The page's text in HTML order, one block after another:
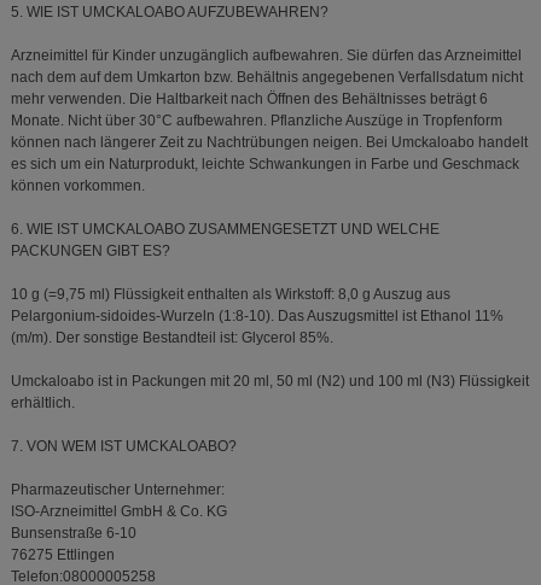
5. WIE IST UMCKALOABO AUFZUBEWAHREN?
Arzneimittel für Kinder unzugänglich aufbewahren. Sie dürfen das Arzneimittel
nach dem auf dem Umkarton bzw. Behältnis angegebenen Verfallsdatum nicht
mehr verwenden. Die Haltbarkeit nach Öffnen des Behältnisses beträgt 6
Monate. Nicht über 30°C aufbewahren. Pflanzliche Auszüge in Tropfenform
können nach längerer Zeit zu Nachtrübungen neigen. Bei Umckaloabo handelt
es sich um ein Naturprodukt, leichte Schwankungen in Farbe und Geschmack
können vorkommen.
6. WIE IST UMCKALOABO ZUSAMMENGESETZT UND WELCHE
PACKUNGEN GIBT ES?
10 g (=9,75 ml) Flüssigkeit enthalten als Wirkstoff: 8,0 g Auszug aus
Pelargonium-sidoides-Wurzeln (1:8-10). Das Auszugsmittel ist Ethanol 11%
(m/m). Der sonstige Bestandteil ist: Glycerol 85%.
Umckaloabo ist in Packungen mit 20 ml, 50 ml (N2) und 100 ml (N3) Flüssigkeit
erhältlich.
7. VON WEM IST UMCKALOABO?
Pharmazeutischer Unternehmer:
ISO-Arzneimittel GmbH & Co. KG
Bunsenstraße 6-10
76275 Ettlingen
Telefon:08000005258